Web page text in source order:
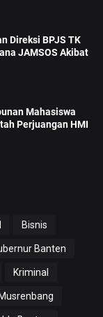
Direksi BPJS TK
JAMSOS Akibat
Mahasiswa
Perjuangan HMI
Bisnis
Banten
Kriminal